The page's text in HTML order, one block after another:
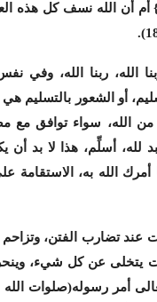
أن الله نسف كل هذه
.
الله، ربنا الله،
أو الشعور بالتسليم
الله، سواء توافق مع
لله، أسلِّم، هذا لا بد
الله به، الاستقامة
تضارب الفتن، وتزاحم
يتخلى عن كل شيء،
أمر رسوله(صلوات